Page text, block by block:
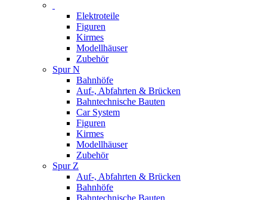
Elektroteile
Figuren
Kirmes
Modellhäuser
Zubehör
Spur N
Bahnhöfe
Auf-, Abfahrten & Brücken
Bahntechnische Bauten
Car System
Figuren
Kirmes
Modellhäuser
Zubehör
Spur Z
Auf-, Abfahrten & Brücken
Bahnhöfe
Bahntechnische Bauten